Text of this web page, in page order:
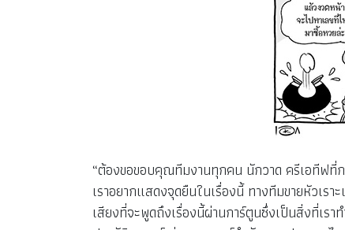
“ต้องขอขอบคุณทีมงานทุกคน นักวาด ครีเอทีฟที่
เราอยากแสดงจุดยืนในเรื่องนี้ ทางทีมขายหัวเ
เสียงที่จะพูดถึงเรื่องนี้ผ่านการ์ตูนซึ่งเป็นสิ่งที่เร